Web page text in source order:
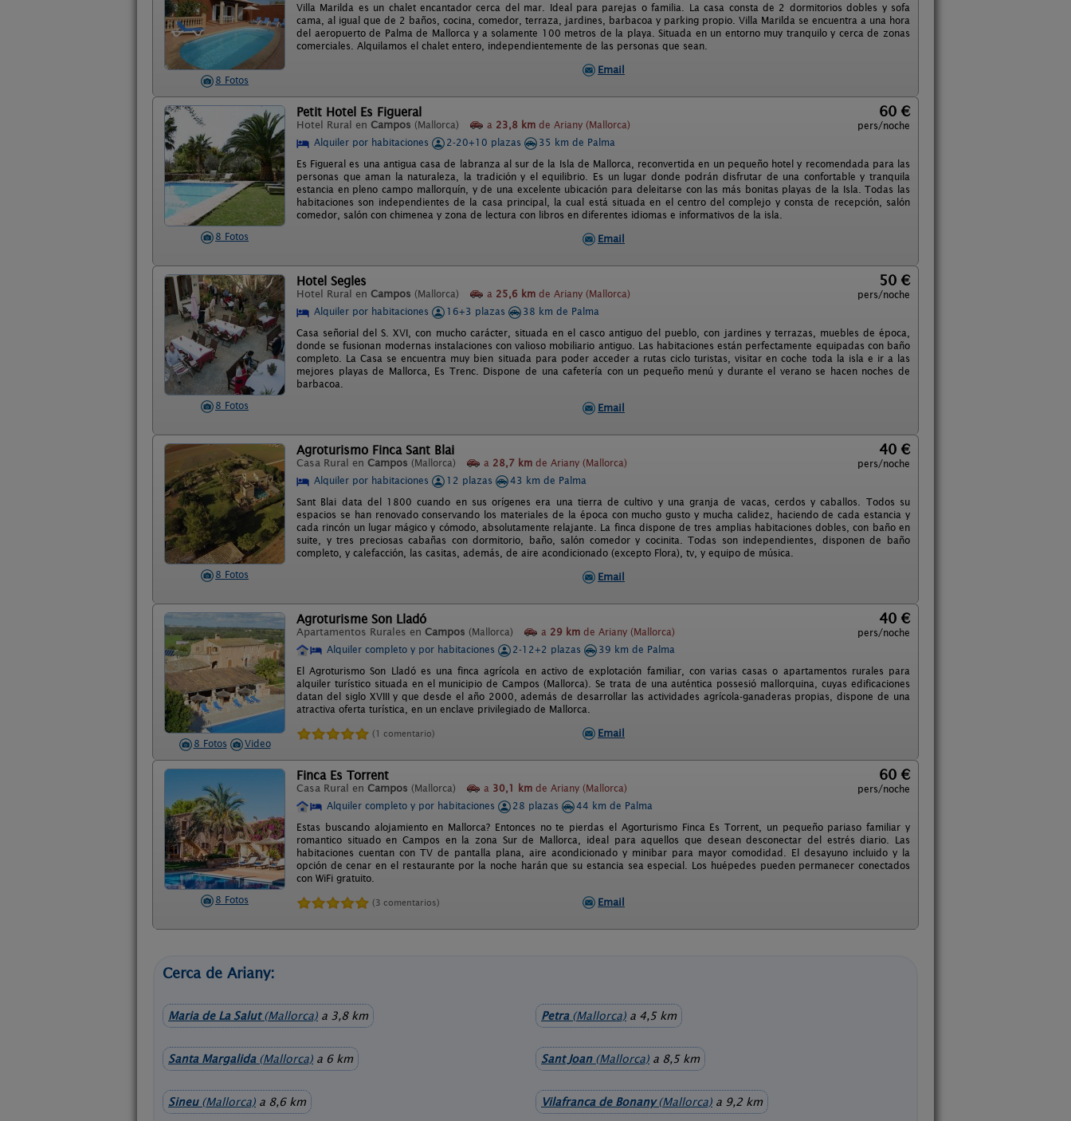
8 Fotos
Villa Marilda es un chalet encantador cerca del mar. Ideal para parejas o familia. La casa consta de 2 dormitorios dobles y sofa
cama, al igual que de 2 baños, cocina, comedor, terraza, jardines, barbacoa y parking propio. Villa Marilda se encuentra a una hora
del aeropuerto de Palma de Mallorca y a solamente 100 metros de la playa. Situada en un entorno muy tranquilo y cerca de zonas
comerciales. Alquilamos el chalet entero, independientemente de las personas que sean.
Email
8 Fotos
Petit Hotel Es Figueral
Hotel Rural en Campos (Mallorca) a 23,8 km de Ariany (Mallorca)
60 €
pers/noche
Alquiler por habitaciones
2-20+10 plazas
35 km de Palma
Es Figueral es una antigua casa de labranza al sur de la Isla de Mallorca, reconvertida en un pequeño hotel y recomendada para las
personas que aman la naturaleza, la tradición y el equilibrio. Es un lugar donde podrán disfrutar de una confortable y tranquila
estancia en pleno campo mallorquín, y de una excelente ubicación para deleitarse con las más bonitas playas de la Isla. Todas las
habitaciones son independientes de la casa principal, la cual está situada en el centro del complejo y consta de recepción, salón
comedor, salón con chimenea y zona de lectura con libros en diferentes idiomas e informativos de la isla.
Email
8 Fotos
Hotel Segles
Hotel Rural en Campos (Mallorca) a 25,6 km de Ariany (Mallorca)
50 €
pers/noche
Alquiler por habitaciones
16+3 plazas
38 km de Palma
Casa señorial del S. XVI, con mucho carácter, situada en el casco antiguo del pueblo, con jardines y terrazas, muebles de época,
donde se fusionan modernas instalaciones con valioso mobiliario antiguo. Las habitaciones están perfectamente equipadas con baño
completo. La Casa se encuentra muy bien situada para poder acceder a rutas ciclo turistas, visitar en coche toda la isla e ir a las
mejores playas de Mallorca, Es Trenc. Dispone de una cafetería con un pequeño menú y durante el verano se hacen noches de
barbacoa.
Email
8 Fotos
Agroturismo Finca Sant Blai
Casa Rural en Campos (Mallorca) a 28,7 km de Ariany (Mallorca)
40 €
pers/noche
Alquiler por habitaciones
12 plazas
43 km de Palma
Sant Blai data del 1800 cuando en sus orígenes era una tierra de cultivo y una granja de vacas, cerdos y caballos. Todos su
espacios se han renovado conservando los materiales de la época con mucho gusto y mucha calidez, haciendo de cada estancia y
cada rincón un lugar mágico y cómodo, absolutamente relajante. La finca dispone de tres amplias habitaciones dobles, con baño en
suite, y tres preciosas cabañas con dormitorio, baño, salón comedor y cocinita. Todas son independientes, disponen de baño
completo, y calefacción, las casitas, además, de aire acondicionado (excepto Flora), tv, y equipo de música.
Email
8 Fotos Video
Agroturisme Son Lladó
Apartamentos Rurales en Campos (Mallorca) a 29 km de Ariany (Mallorca)
40 €
pers/noche
Alquiler completo y por habitaciones
2-12+2 plazas
39 km de Palma
El Agroturismo Son Lladó es una finca agrícola en activo de explotación familiar, con varias casas o apartamentos rurales para
alquiler turístico situada en el municipio de Campos (Mallorca). Se trata de una auténtica possesió mallorquina, cuyas edificaciones
datan del siglo XVIII y que desde el año 2000, además de desarrollar las actividades agrícola-ganaderas propias, dispone de una
atractiva oferta turística, en un enclave privilegiado de Mallorca.
(1 comentario) Email
8 Fotos
Finca Es Torrent
Casa Rural en Campos (Mallorca) a 30,1 km de Ariany (Mallorca)
60 €
pers/noche
Alquiler completo y por habitaciones
28 plazas
44 km de Palma
Estas buscando alojamiento en Mallorca? Entonces no te pierdas el Agorturismo Finca Es Torrent, un pequeño pariaso familiar y
romantico situado en Campos en la zona Sur de Mallorca, ideal para aquellos que desean desconectar del estrés diario. Las
habitaciones cuentan con TV de pantalla plana, aire acondicionado y minibar para mayor comodidad. El desayuno incluido y la
opción de cenar en el restaurante por la noche harán que su estancia sea especial. Los huépedes pueden permanecer conectados
con WiFi gratuito.
(3 comentarios) Email
Cerca de Ariany:
Maria de La Salut(Mallorca) a 3,8 km Petra(Mallorca) a 4,5 km
Santa Margalida(Mallorca) a 6 km Sant Joan(Mallorca) a 8,5 km
Sineu(Mallorca) a 8,6 km Vilafranca de Bonany(Mallorca) a 9,2 km